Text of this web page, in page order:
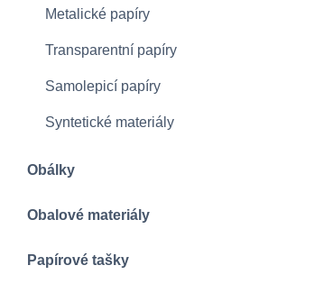
Metalické papíry
Transparentní papíry
Samolepicí papíry
Syntetické materiály
Obálky
Obalové materiály
Papírové tašky